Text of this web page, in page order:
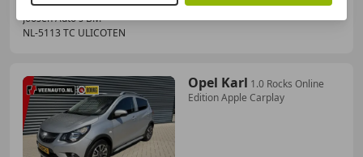
Joosen Auto's B.V.
NL-5113 TC ULICOTEN
Opel Karl 1.0 Rocks Online
Edition Apple Carplay